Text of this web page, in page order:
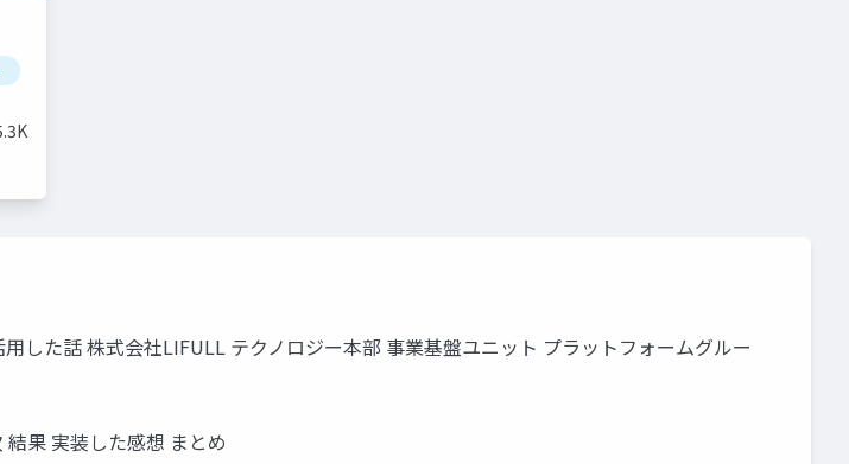
した話 株式会社LIFULL テクノロジー本部 事業基盤ユニット プラットフォームグルー
果 実装した感想 まとめ